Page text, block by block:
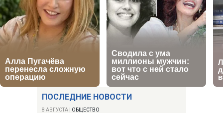
ПОСЛЕДНИЕ НОВОСТИ
8 АВГУСТА ОБЩЕСТВО